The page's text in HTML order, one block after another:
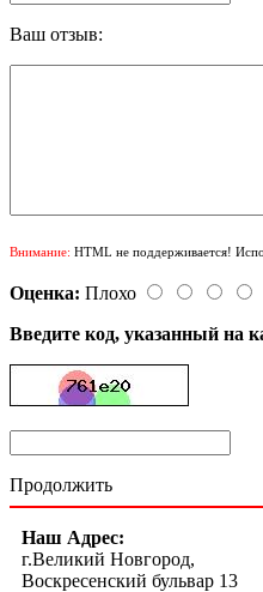
Ваш отзыв:
Внимание: HTML не поддерживается!
Оценка: Плохо
Введите код, указанный на
Продолжить
Наш Адрес:
г.Великий Новгород,
Воскресенский бульвар 13